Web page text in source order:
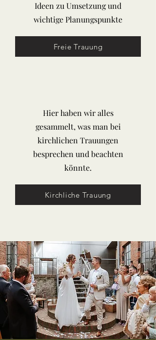
Ideen zu Umsetzung und
wichtige Planungspunkte
Freie Trauung
Hier haben wir alles
gesammelt, was man bei
kirchlichen Trauungen
besprechen und beachten
könnte.
Kirchliche Trauung